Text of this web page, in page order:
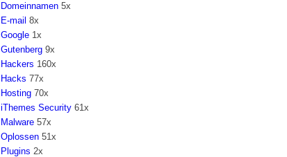
Domeinnamen 5x
E-mail 8x
Google 1x
Gutenberg 9x
Hackers 160x
Hacks 77x
Hosting 70x
iThemes Security 61x
Malware 57x
Oplossen 51x
Plugins 2x